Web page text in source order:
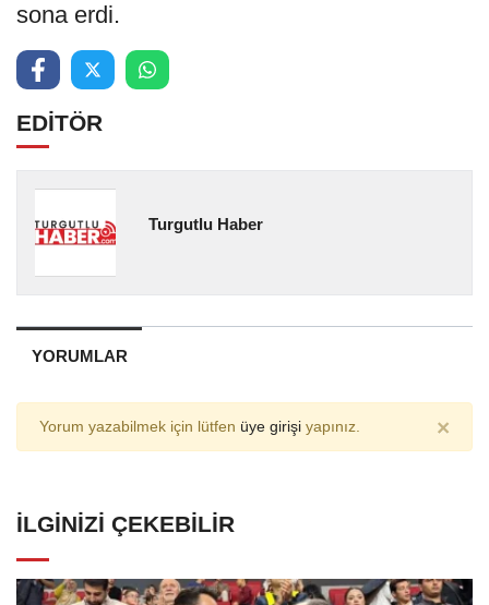
sona erdi.
EDİTÖR
Turgutlu Haber
YORUMLAR
Yorum yazabilmek için lütfen üye girişi yapınız. ×
İLGINIZI ÇEKEBILIR